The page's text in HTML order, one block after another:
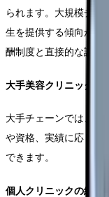
られます。大規模チェ
生を提供する傾向があ
酬制度と直接的な評価
大手美容クリニックチ
大手チェーンでは、
や資格、実績に応じた
できます。
個人クリニックの給与